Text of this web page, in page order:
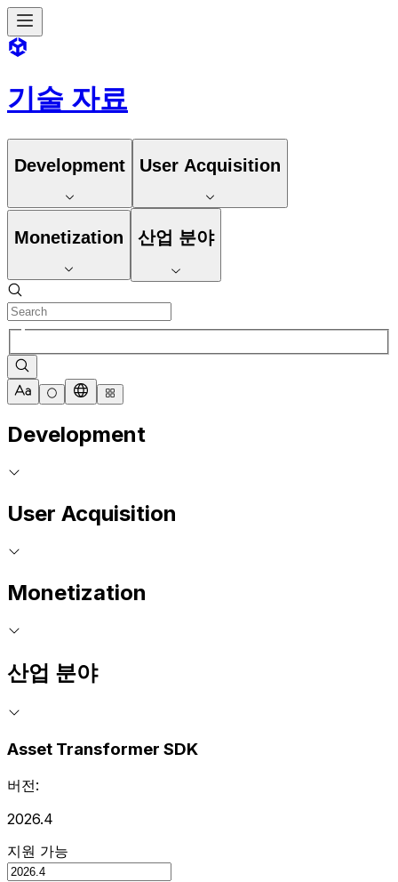
기술 자료
Development User Acquisition
Monetization 산업 분야
Development
User Acquisition
Monetization
산업 분야
Asset Transformer SDK
버전:
2026.4
지원 가능